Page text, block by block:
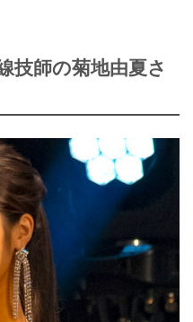
技師の菊地由夏さ